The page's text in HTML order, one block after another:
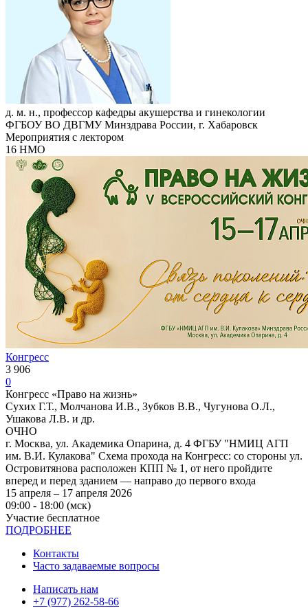
д. м. н., профессор кафедры акушерства и гинекологии
ФГБОУ ВО ДВГМУ Минздрава России, г. Хабаровск
Мероприятия с лектором
16 НМО
Конгресс
3 906
0
Конгресс «Право на жизнь»
Сухих Г.Т., Молчанова И.В., Зубков В.В., Чугунова О.Л.,
Ушакова Л.В. и др.
ОЧНО
г. Москва, ул. Академика Опарина, д. 4 ФГБУ "НМИЦ АГП
им. В.И. Кулакова" Схема прохода на Конгресс: со стороны ул.
Островитянова расположен КПП № 1, от него пройдите
вперед и перед зданием — направо до первого входа
15 апреля – 17 апреля 2026
09:00 - 18:00 (мск)
Участие бесплатное
ПОДРОБНЕЕ
Контакты
Часто задаваемые вопросы
Написать нам
+7 (977) 262-58-66